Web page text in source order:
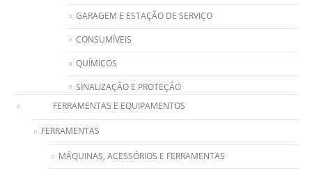
GARAGEM E ESTAÇÃO DE SERVIÇO
CONSUMÍVEIS
QUÍMICOS
SINALIZAÇÃO E PROTEÇÃO
FERRAMENTAS E EQUIPAMENTOS
FERRAMENTAS
MÁQUINAS, ACESSÓRIOS E FERRAMENTAS